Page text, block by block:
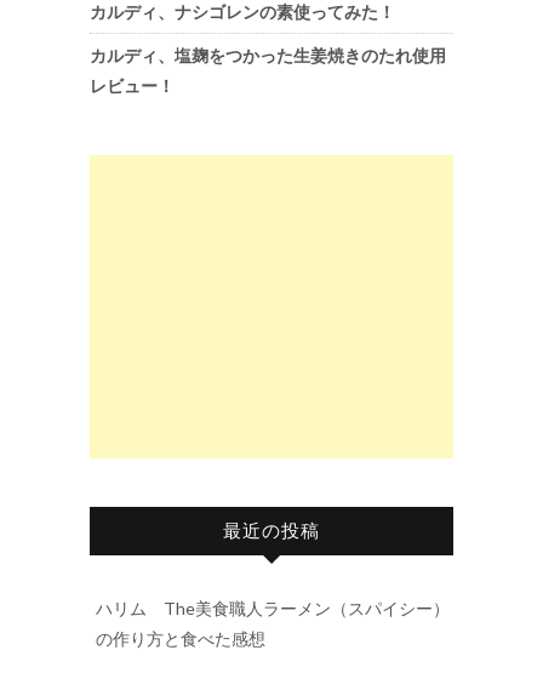
カルディ、ナシゴレンの素使ってみた！
カルディ、塩麹をつかった生姜焼きのたれ使用
レビュー！
最近の投稿
ハリム The美食職人ラーメン（スパイシー）
の作り方と食べた感想